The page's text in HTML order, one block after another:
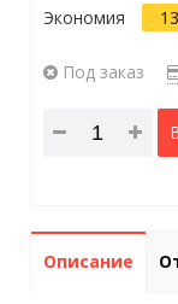
Экономия
Под заказ
Описание